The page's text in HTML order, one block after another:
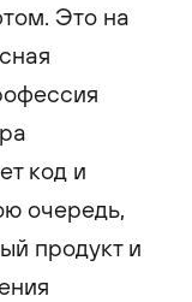
Это на
код и
очередь,
продукт и